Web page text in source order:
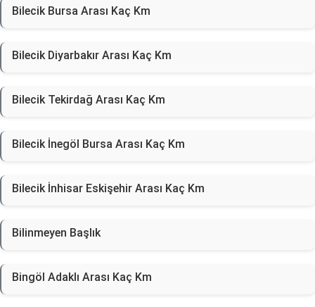
Bilecik Bursa Arası Kaç Km
Bilecik Diyarbakır Arası Kaç Km
Bilecik Tekirdağ Arası Kaç Km
Bilecik İnegöl Bursa Arası Kaç Km
Bilecik İnhisar Eskişehir Arası Kaç Km
Bilinmeyen Başlık
Bingöl Adaklı Arası Kaç Km